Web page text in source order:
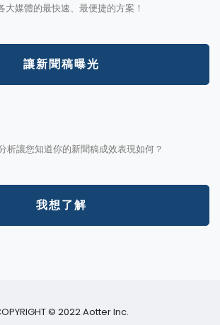
媒體的最快速、最便捷的方案！
讓新聞稿曝光
析讓您知道你的新聞稿成效表現如何？
我想了解
© 2022 Aotter Inc.